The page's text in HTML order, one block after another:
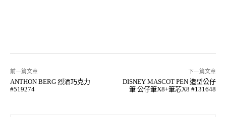
前一篇文章
ANTHON BERG 烈酒巧克力
#519274
下一篇文章
DISNEY MASCOT PEN 造型公仔
筆 公仔筆X8+筆芯X8 #131648